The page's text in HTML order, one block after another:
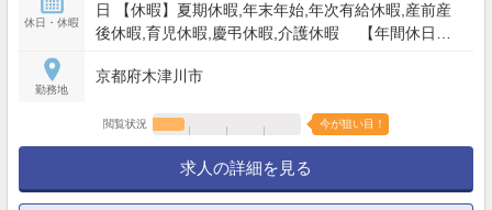
休日・休暇
日 【休暇】夏期休暇,年末年始,年次有給休暇,産前産
後休暇,育児休暇,慶弔休暇,介護休暇 【年間休日】
勤務地
京都府木津川市
閲覧状況 今が狙い目！
求人の詳細を見る